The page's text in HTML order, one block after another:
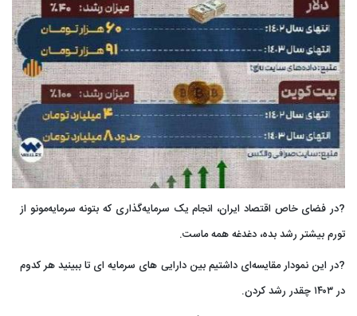
?در فضای خاص اقتصاد ایران، انجام یک سرمایه‌گذاری که بتونه سرمایه‌مونو از
تورم بیشتر رشد بده، دغدغه همه ماست.
?در این نمودار مقایسه‌ای داشتیم بین دارایی های سرمایه ای تا ببینید هر کدوم
در ۱۴۰۳ چقدر رشد کردن.